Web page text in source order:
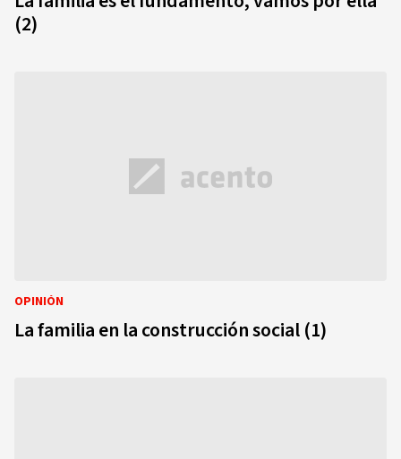
(2)
OPINIÓN
La familia en la construcción social (1)